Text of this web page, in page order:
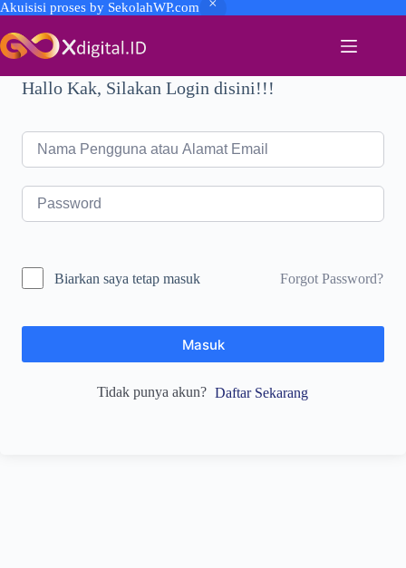
Akuisisi proses by SekolahWP.com
to
content
Hallo Kak, Silakan Login disini!!!
Biarkan saya tetap masuk Forgot Password?
Masuk
Tidak punya akun? Daftar Sekarang